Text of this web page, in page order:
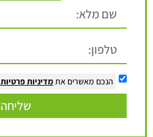
הנכם מאשרים את מדיניות פרטיות
שליחה